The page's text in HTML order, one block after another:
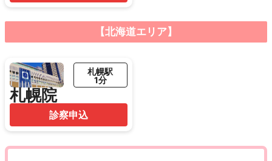
【北海道エリア】
札幌院
札幌駅
1分
診察申込